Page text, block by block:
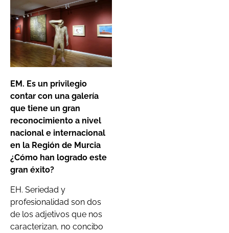
EM. Es un privilegio
contar con una galería
que tiene un gran
reconocimiento a nivel
nacional e internacional
en la Región de Murcia
¿Cómo han logrado este
gran éxito?
EH. Seriedad y
profesionalidad son dos
de los adjetivos que nos
caracterizan, no concibo